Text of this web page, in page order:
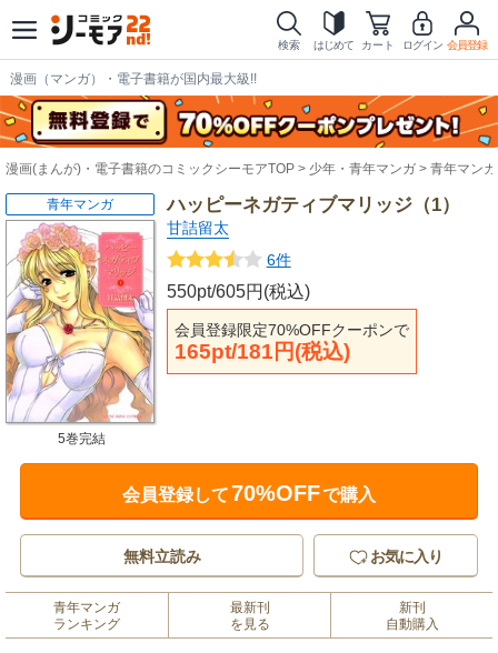
検索 はじめて カート ログイン 会員登録
漫画（マンガ）・電子書籍が国内最大級!!
漫画(まんが)・電子書籍のコミックシーモアTOP 少年・青年マンガ 青年マンガ
ハッピーネガティブマリッジ（1）
甘詰留太
6件
550pt/605円(税込)
会員登録限定70%OFFクーポンで
165pt/181円(税込)
青年マンガ
5巻完結
会員登録して70%OFFで購入
無料立読み お気に入り
青年マンガ
ランキング
最新刊
を見る
新刊
自動購入